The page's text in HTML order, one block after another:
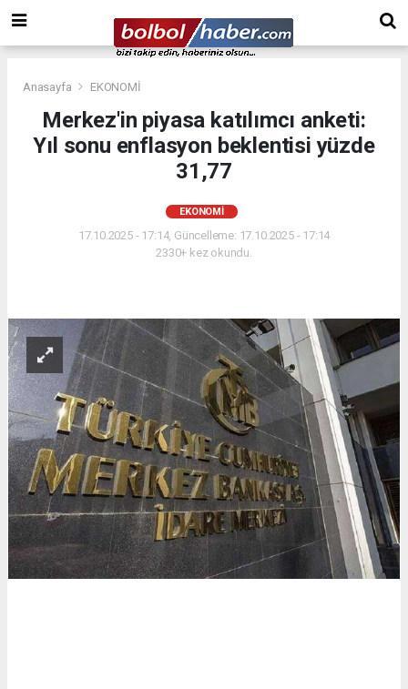
Anasayfa EKONOMİ
Merkez'in piyasa katılımcı anketi:
Yıl sonu enflasyon beklentisi yüzde
31,77
EKONOMİ
17.10.2025 - 17:14, Güncelleme: 17.10.2025 - 17:14
2330+ kez okundu.